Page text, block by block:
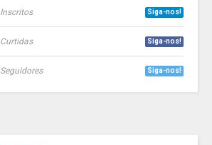
Inscritos Siga-nos!
Curtidas Siga-nos!
Seguidores Siga-nos!